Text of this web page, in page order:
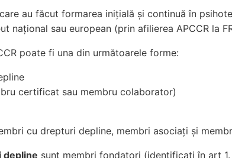
au făcut formarea inițială și continuă în
național sau european (prin afilierea APCCR la
poate fi una din următoarele forme:
certificat sau membru colaborator)
cu drepturi depline, membri asociați și
depline sunt membri fondatori (identificați în art